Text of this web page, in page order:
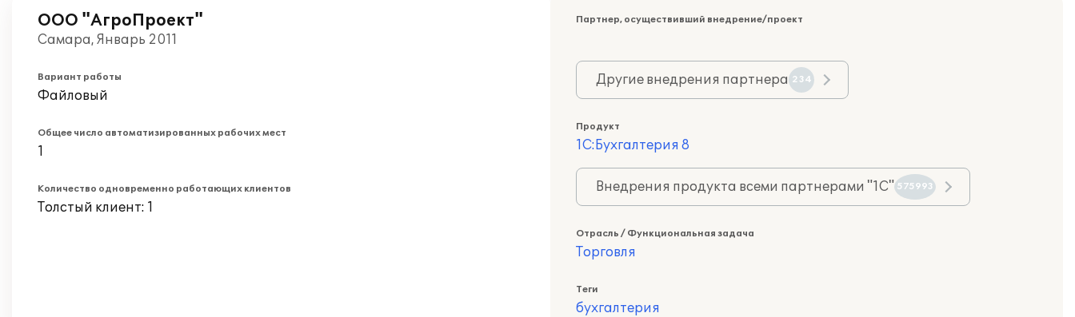
ООО "АгроПроект"
Самара, Январь 2011
Вариант работы
Файловый
Общее число автоматизированных рабочих мест
1
Количество одновременно работающих клиентов
Толстый клиент: 1
Партнер, осуществивший внедрение/проект
Другие внедрения партнера 234
Продукт
1С:Бухгалтерия 8
Внедрения продукта всеми партнерами "1С" 575993
Отрасль / Функциональная задача
Торговля
Теги
бухгалтерия